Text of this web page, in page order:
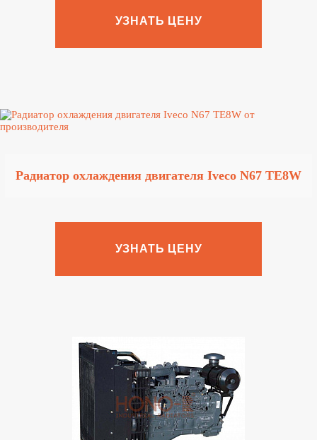
УЗНАТЬ ЦЕНУ
Радиатор охлаждения двигателя Iveco N67 TE8W
УЗНАТЬ ЦЕНУ